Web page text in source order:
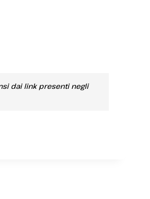
dai link presenti negli